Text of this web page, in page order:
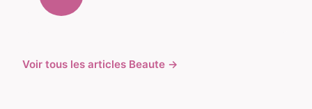
Voir tous les articles Beaute →